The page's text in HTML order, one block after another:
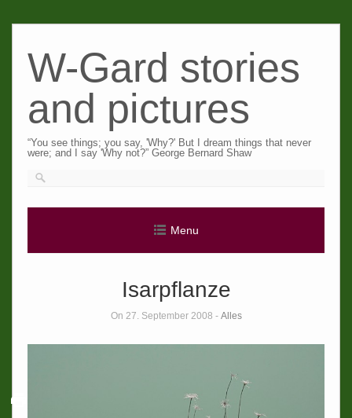
content
W-Gard stories
and pictures
“You see things; you say, 'Why?' But I dream things that never
were; and I say 'Why not?” George Bernard Shaw
Menu
Isarpflanze
On 27. September 2008 - Alles